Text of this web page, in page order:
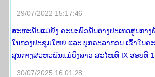
29/07/2022 15:17:46
ສະຫະພັນແມ່ຍິງ ຄະນະພົວພັນຕ່າງປະເທດສູນກາງ
ໃນກອງປະຊຸມໃຫຍ່ ແລະ ບຸກຄະລາກອນ ເຂົ້າໃນຄ
ສູນກາງສະຫະພັນແມ່ຍິງລາວ ສະໄໝທີ IX ຮອບທີ 1
30/07/2025 16:01:28